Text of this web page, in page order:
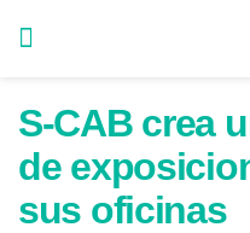
S-CAB crea
de
sus oficinas